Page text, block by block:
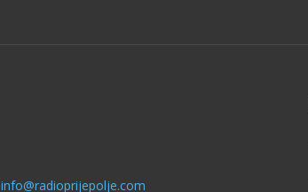
info@radioprijepolje.com